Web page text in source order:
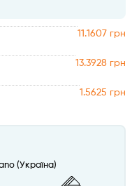
11.1607 грн
13.3928 грн
1.5625 грн
(Україна)